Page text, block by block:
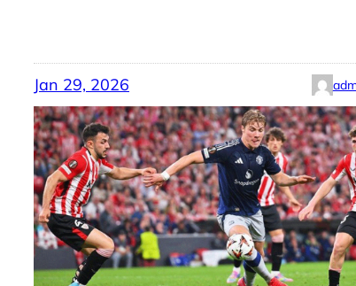
Jan 29, 2026